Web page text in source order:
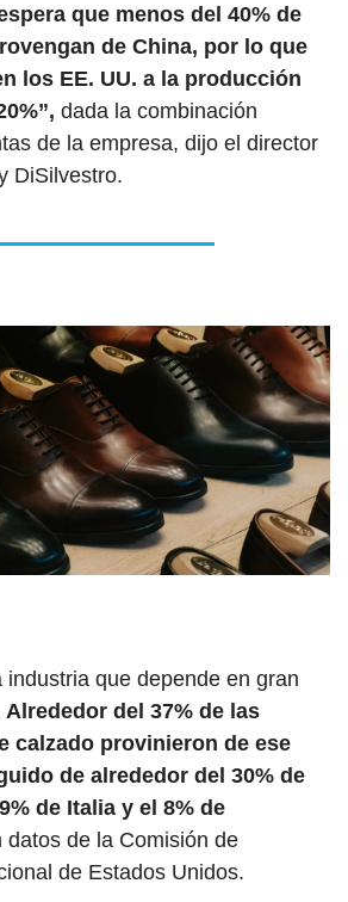
que menos del 40% de
de China, por lo que
los EE. UU. a la producción
dada la combinación
de la empresa, dijo el director
DiSilvestro.
industria que depende en gran
Alrededor del 37% de las
calzado provinieron de ese
de alrededor del 30% de
de Italia y el 8% de
datos de la Comisión de
de Estados Unidos.